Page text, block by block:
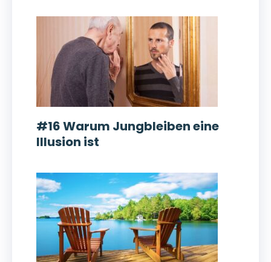
#16 Warum Jungbleiben eine
Illusion ist